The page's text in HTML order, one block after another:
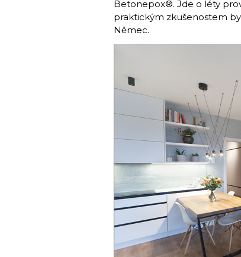
Betonepox®. Jde o léty
praktickým zkušenostem
Němec.